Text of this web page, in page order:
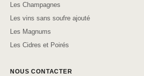
Les Champagnes
Les vins sans soufre ajouté
Les Magnums
Les Cidres et Poirés
NOUS CONTACTER